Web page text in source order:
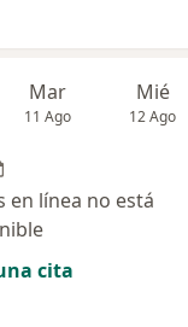
Mar
11 Ago
Mié
12 Ago
en línea no está
cita